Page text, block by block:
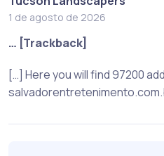
1 de agosto de 2026
… [Trackback]
[…] Here you will find 97200